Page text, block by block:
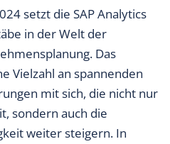
setzt die SAP Analytics
in der Welt der
Das
Vielzahl an spannenden
mit sich, die nicht nur
sondern auch die
weiter steigern. In